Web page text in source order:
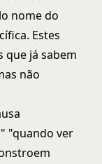
nome do
Estes
que já sabem
não
"quando ver